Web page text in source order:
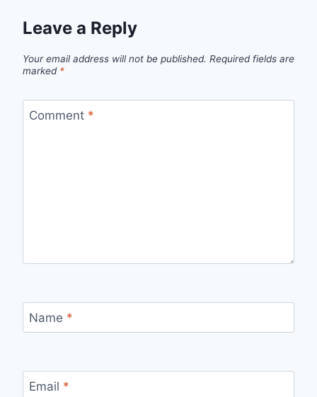
Leave a Reply
Your email address will not be published. Required fields are
marked *
Comment *
Name *
Email *